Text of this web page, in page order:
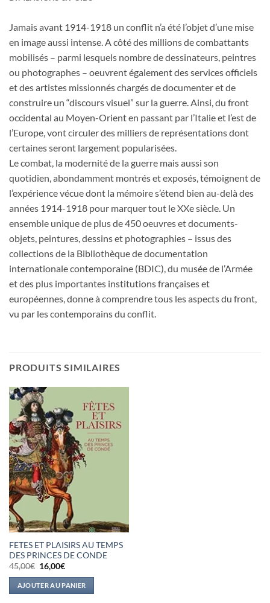
Jamais avant 1914-1918 un conflit n’a été l’objet d’une mise
en image aussi intense. A côté des millions de combattants
mobilisés – parmi lesquels nombre de dessinateurs, peintres
ou photographes – oeuvrent également des services officiels
et des artistes missionnés chargés de documenter et de
construire un “discours visuel” sur la guerre. Ainsi, du front
occidental au Moyen-Orient en passant par l’Italie et l’est de
l’Europe, vont circuler des milliers de représentations dont
certaines seront largement popularisées.
Le combat, la modernité de la guerre mais aussi son
quotidien, abondamment montrés et exposés, témoignent de
l’expérience vécue dont la mémoire s’étend bien au-delà des
années 1914-1918 pour marquer tout le XXe siècle. Un
ensemble unique de plus de 450 oeuvres et documents-
objets, peintures, dessins et photographies – issus des
collections de la Bibliothèque de documentation
internationale contemporaine (BDIC), du musée de l’Armée
et des plus importantes institutions françaises et
européennes, donne à comprendre tous les aspects du front,
vu par les contemporains du conflit.
PRODUITS SIMILAIRES
FETES ET PLAISIRS AU TEMPS
DES PRINCES DE CONDE
45,00€ Le
prix
initial
était :
45,00€.
16,00€Le
actuel
est :
16,00€.
AJOUTER AU PANIER